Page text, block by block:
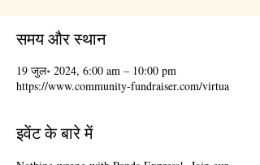
समय और स्थान
19 जुल॰ 2024, 6:00 am – 10:00 pm
https://www.community-fundraiser.com/virtua
इवेंट के बारे में